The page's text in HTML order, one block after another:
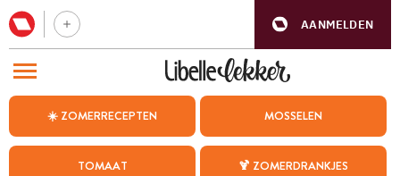
AANMELDEN
☀️ ZOMERRECEPTEN MOSSELEN
TOMAAT 🍹 ZOMERDRANKJES
BEZOEK ONZE ANDERE WEBSITES